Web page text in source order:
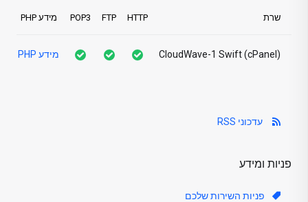
עדכוני RSS
פניות ומידע
פניות השירות שלכם
שרת HTTP
FTP
POP3 מידע PHP
CloudWave-1 Swift (cPanel) מידע PHP